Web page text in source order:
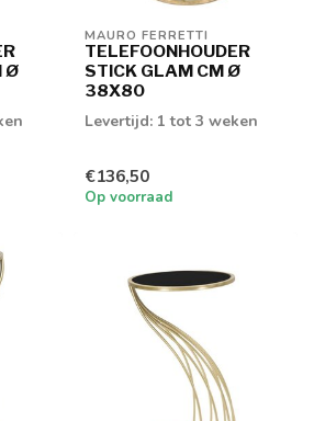
Ø
MAURO FERRETTI
TELEFOONHOUDER
STICK GLAM CM Ø
38X80
Levertijd: 1 tot 3 weken
€136,50
Op voorraad